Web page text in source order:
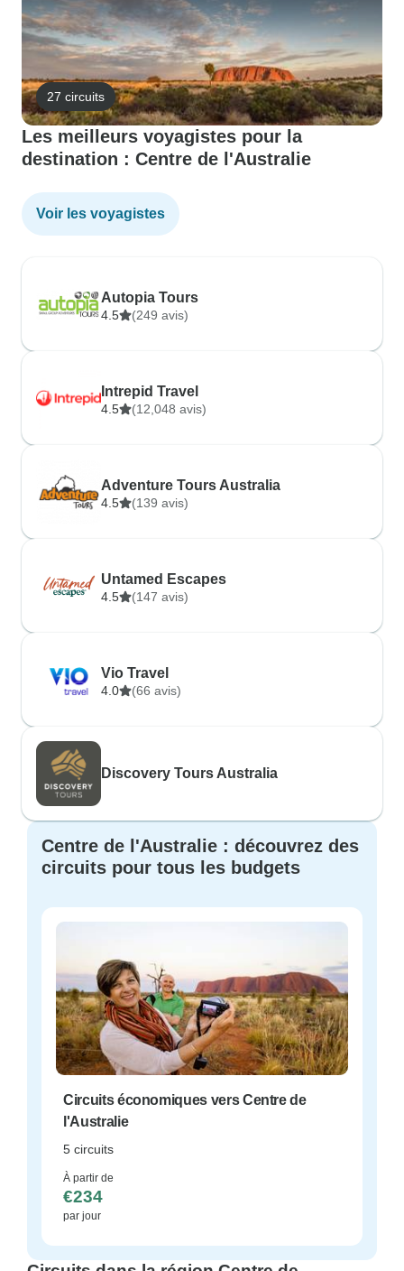
27 circuits
Les meilleurs voyagistes pour la
destination : Centre de l'Australie
Voir les voyagistes
Autopia Tours
4.5 (249 avis)
Intrepid Travel
4.5 (12,048 avis)
Adventure Tours Australia
4.5 (139 avis)
Untamed Escapes
4.5 (147 avis)
Vio Travel
4.0 (66 avis)
Discovery Tours Australia
Centre de l'Australie : découvrez des
circuits pour tous les budgets
Circuits économiques vers Centre de
l'Australie
5 circuits
À partir de
€234
par jour